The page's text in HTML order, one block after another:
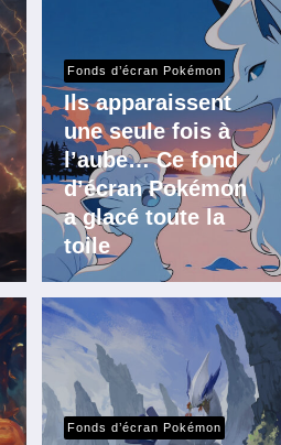
Fonds d’écran Pokémon
Ils apparaissent
une seule fois à
l’aube… Ce fond
d’écran Pokémon
a glacé toute la
toile
Fonds d’écran Pokémon